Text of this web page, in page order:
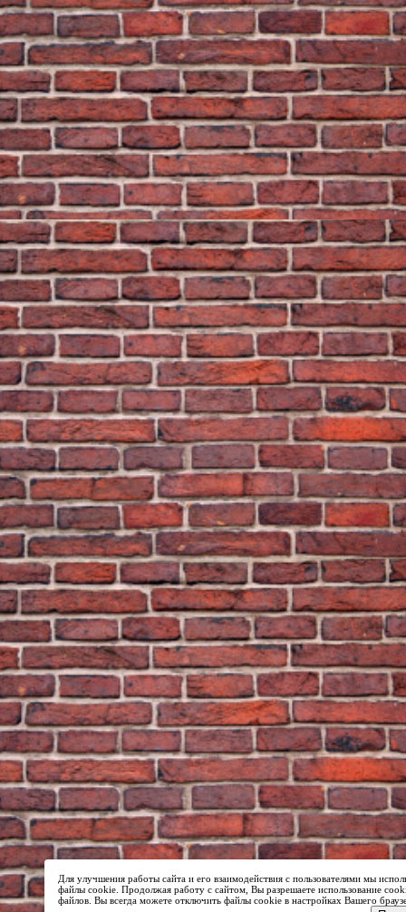
Для улучшения работы сайта и его взаимодействия с пользователями мы
файлы cookie. Продолжая работу с сайтом, Вы разрешаете использование
файлов. Вы всегда можете отключить файлы cookie в настройках Вашего